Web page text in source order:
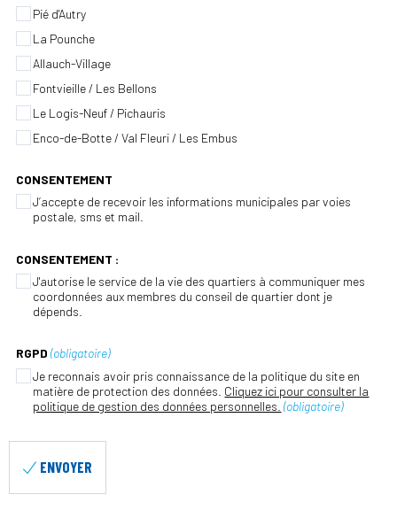
Pié d'Autry
La Pounche
Allauch-Village
Fontvieille / Les Bellons
Le Logis-Neuf / Pichauris
Enco-de-Botte / Val Fleuri / Les Embus
CONSENTEMENT
J’accepte de recevoir les informations municipales par voies
postale, sms et mail.
CONSENTEMENT :
J'autorise le service de la vie des quartiers à communiquer mes
coordonnées aux membres du conseil de quartier dont je
dépends.
RGPD (obligatoire)
Je reconnais avoir pris connaissance de la politique du site en
matière de protection des données. Cliquez ici pour consulter la
politique de gestion des données personnelles. (obligatoire)
ENVOYER